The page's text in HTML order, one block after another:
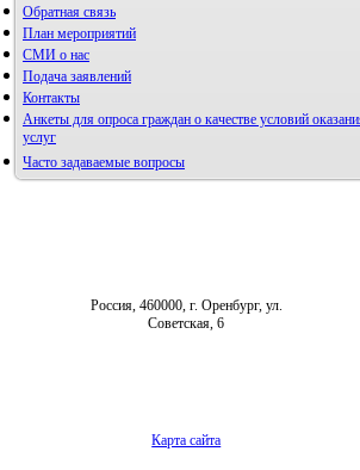
Обратная связь
План мероприятий
СМИ о нас
Подача заявлений
Контакты
Анкеты для опроса граждан о качестве условий
услуг
Часто задаваемые вопросы
Россия, 460000, г. Оренбург, ул.
Советская, 6
Карта сайта